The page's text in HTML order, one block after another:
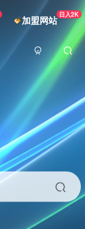
加盟网站 日入2K